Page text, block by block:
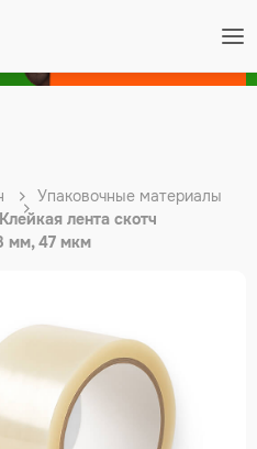
Упаковочные материалы
Клейкая лента скотч
мм, 47 мкм